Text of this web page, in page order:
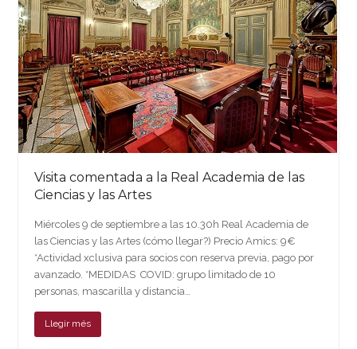
Visita comentada a la Real Academia de las
Ciencias y las Artes
Miércoles 9 de septiembre a las 10.30h Real Academia de
las Ciencias y las Artes (cómo llegar?) Precio Amics: 9€
*Actividad xclusiva para socios con reserva previa, pago por
avanzado. *MEDIDAS COVID: grupo limitado de 10
personas, mascarilla y distancia…
Llegir més